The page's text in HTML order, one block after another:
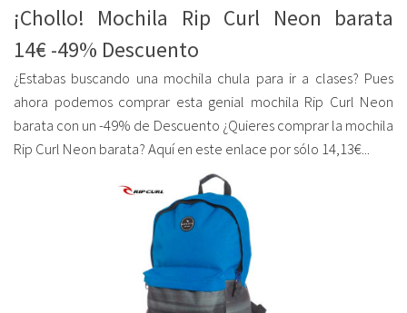
¡Chollo! Mochila Rip Curl Neon barata
14€ -49% Descuento
¿Estabas buscando una mochila chula para ir a clases? Pues
ahora podemos comprar esta genial mochila Rip Curl Neon
barata con un -49% de Descuento ¿Quieres comprar la mochila
Rip Curl Neon barata? Aquí en este enlace por sólo 14,13€...